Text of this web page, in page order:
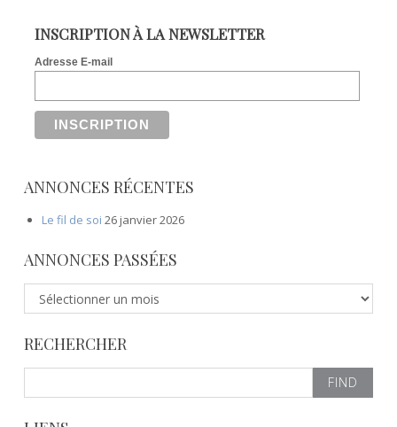
INSCRIPTION À LA NEWSLETTER
Adresse E-mail
ANNONCES RÉCENTES
Le fil de soi 26 janvier 2026
ANNONCES PASSÉES
n
o
n
s
RECHERCHER
e